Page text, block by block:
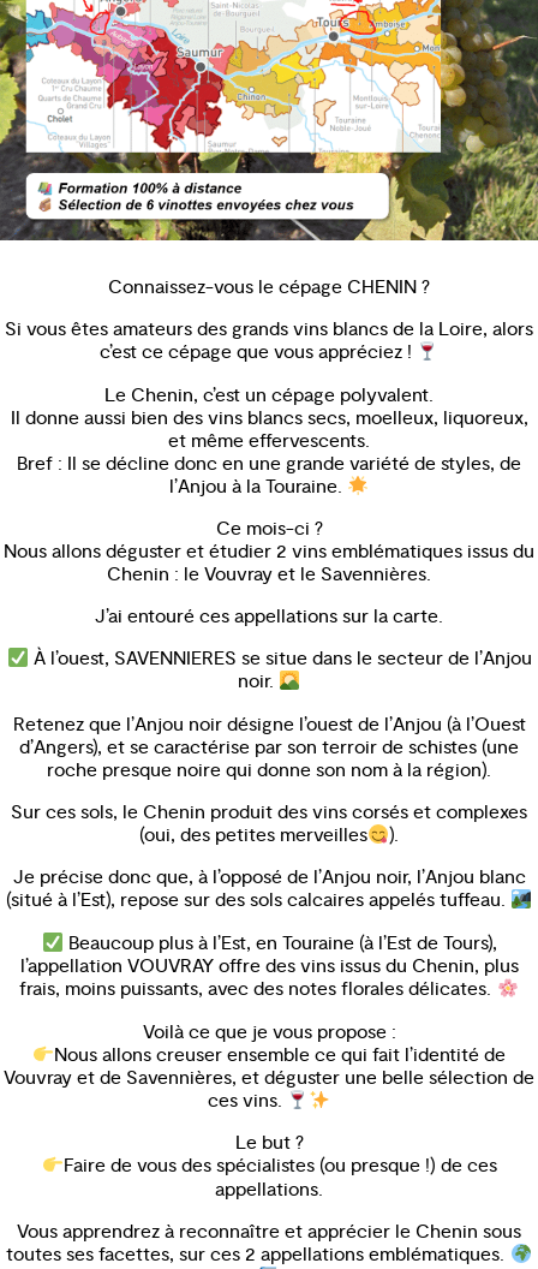
Connaissez-vous le cépage CHENIN ?
Si vous êtes amateurs des grands vins blancs de la Loire, alors
c’est ce cépage que vous appréciez !
Le Chenin, c’est un cépage polyvalent.
Il donne aussi bien des vins blancs secs, moelleux, liquoreux,
et même effervescents.
Bref : Il se décline donc en une grande variété de styles, de
l’Anjou à la Touraine.
Ce mois-ci ?
Nous allons déguster et étudier 2 vins emblématiques issus du
Chenin : le Vouvray et le Savennières.
J’ai entouré ces appellations sur la carte.
À l’ouest, SAVENNIERES se situe dans le secteur de l’Anjou
noir.
Retenez que l’Anjou noir désigne l’ouest de l’Anjou (à l’Ouest
d’Angers), et se caractérise par son terroir de schistes (une
roche presque noire qui donne son nom à la région).
Sur ces sols, le Chenin produit des vins corsés et complexes
(oui, des petites merveilles
).
Je précise donc que, à l’opposé de l’Anjou noir, l’Anjou blanc
(situé à l’Est), repose sur des sols calcaires appelés tuffeau.
Beaucoup plus à l’Est, en Touraine (à l’Est de Tours),
l’appellation VOUVRAY offre des vins issus du Chenin, plus
frais, moins puissants, avec des notes florales délicates.
Voilà ce que je vous propose :
Nous allons creuser ensemble ce qui fait l’identité de
Vouvray et de Savennières, et déguster une belle sélection de
ces vins.
Le but ?
Faire de vous des spécialistes (ou presque !) de ces
appellations.
Vous apprendrez à reconnaître et apprécier le Chenin sous
toutes ses facettes, sur ces 2 appellations emblématiques.